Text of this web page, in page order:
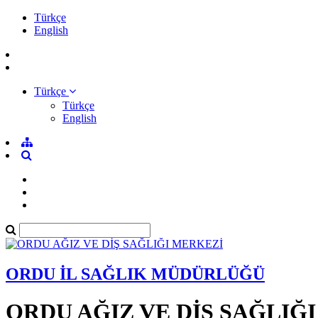
Türkçe
English
Türkçe
Türkçe
English
ORDU İL SAĞLIK MÜDÜRLÜĞÜ
ORDU AĞIZ VE DİŞ